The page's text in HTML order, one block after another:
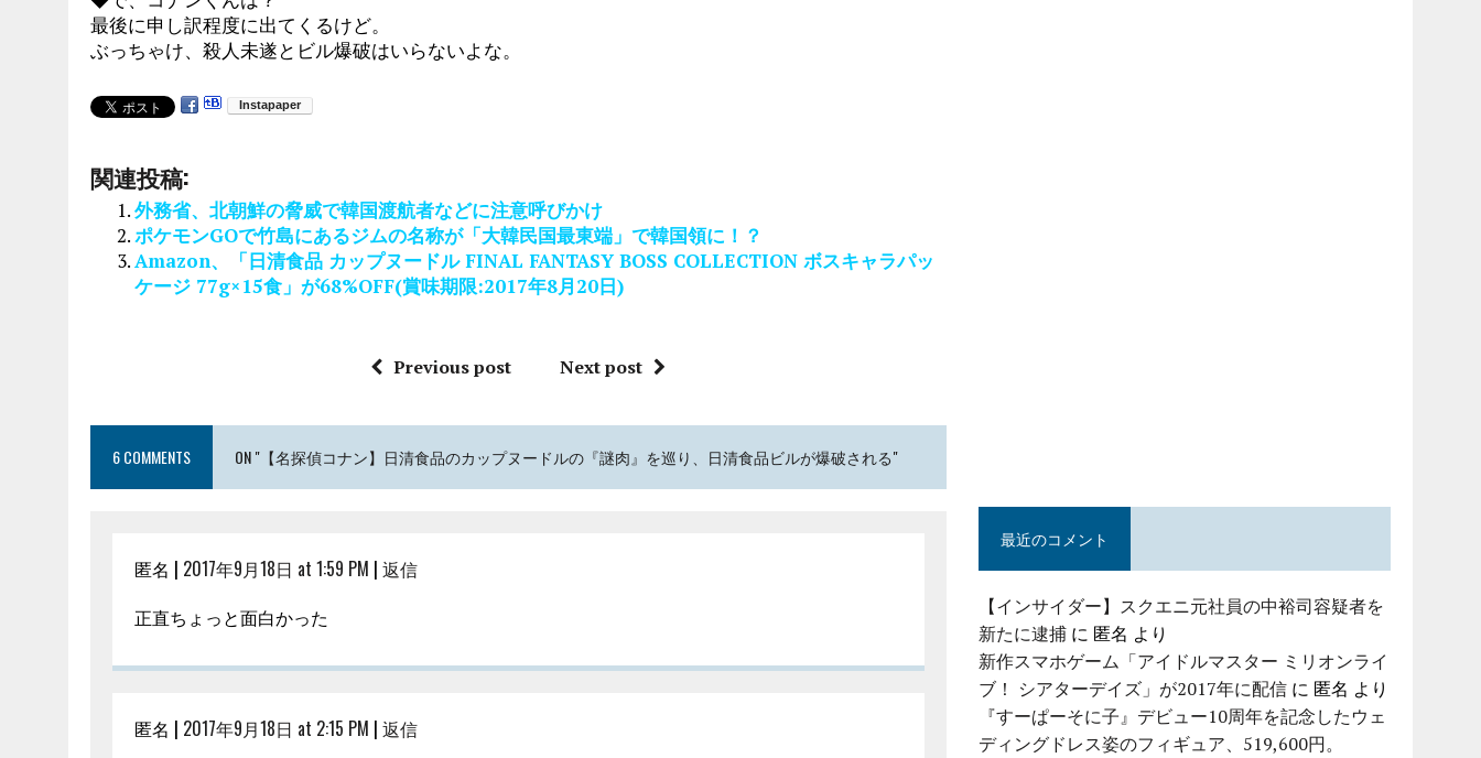
最後に申し訳程度に出てくるけど。
ぶっちゃけ、殺人未遂とビル爆破はいらないよな。
関連投稿:
外務省、北朝鮮の脅威で韓国渡航者などに注意呼びかけ
ポケモンGOで竹島にあるジムの名称が「大韓民国最東端」で韓国領に！？
Amazon、「日清食品 カップヌードル FINAL FANTASY BOSS COLLECTION ボスキャラパッ
ケージ 77g×15食」が68%OFF(賞味期限:2017年8月20日)
Previous post Next post
6 COMMENTS ON "【名探偵コナン】日清食品のカップヌードルの『謎肉』を巡り、日清食品ビルが爆破される"
匿名 | 2017年9月18日 at 1:59 PM | 返信
正直ちょっと面白かった
匿名 | 2017年9月18日 at 2:15 PM | 返信
最近のコメント
【インサイダー】スクエニ元社員の中裕司容疑者を
新たに逮捕 に 匿名 より
新作スマホゲーム「アイドルマスター ミリオンライ
ブ！ シアターデイズ」が2017年に配信 に 匿名 より
『すーぱーそに子』デビュー10周年を記念したウェ
ディングドレス姿のフィギュア、519,600円。